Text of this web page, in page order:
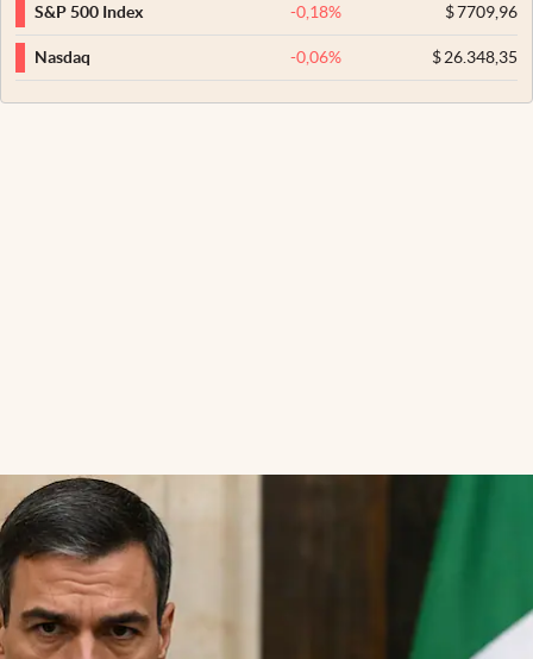
S&P 500 Index -0,18% $7709,96
Nasdaq -0,06% $26.348,35